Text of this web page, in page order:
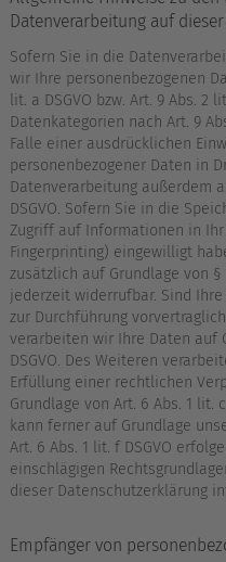
Datenverarbeitung auf
Sofern Sie in die
wir Ihre personenbezogenen
lit. a DSGVO bzw. Art. 9 Abs. 2
Datenkategorien nach Art. 9
Falle einer ausdrücklichen
personenbezogener Daten in
Datenverarbeitung außerdem
DSGVO. Sofern Sie in die
Zugriff auf Informationen in Ihr
Fingerprinting) eingewilligt
zusätzlich auf Grundlage von §
jederzeit widerrufbar. Sind
zur Durchführung
verarbeiten wir Ihre Daten auf
DSGVO. Des Weiteren
Erfüllung einer rechtlichen
Grundlage von Art. 6 Abs. 1 lit.
kann ferner auf Grundlage
Art. 6 Abs. 1 lit. f DSGVO
einschlägigen
dieser Datenschutzerklärung
Empfänger von